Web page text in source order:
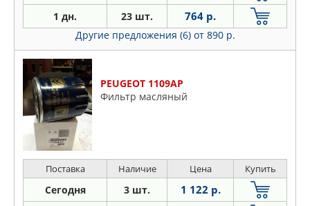
1 дн. 23 шт. 764 р.
Другие предложения (6) от 890 р.
PEUGEOT 1109AP
Фильтр масляный
Поставка Наличие Цена Купить
Сегодня 3 шт. 1 122 р.